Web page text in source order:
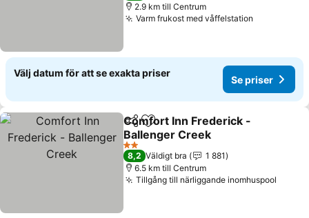
2.9 km till Centrum
Varm frukost med våffelstation
Välj datum för att se exakta priser
Se priser
Dela Lägg till i Mina Favoriter
Comfort Inn Frederick -
Ballenger Creek
Se priser
2 Stjärnor
8,2 Väldigt bra
1 881
6.5 km till Centrum
Tillgång till närliggande inomhuspool